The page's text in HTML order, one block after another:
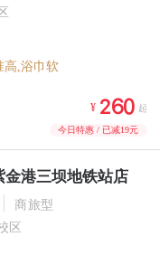
高,浴巾软
¥  起
今日特惠 / 已减19元
金港三坝地铁站店
商旅型
区